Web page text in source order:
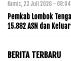
Kamis, 23 Juli 2026 - 08:04
Pemkab Lombok
15.882 ASN dan
BERITA TERBARU